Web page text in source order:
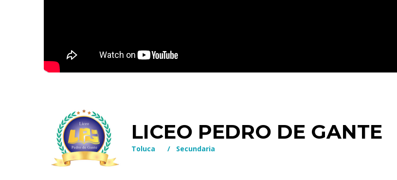
LICEO PEDRO DE GANTE
Toluca / Secundaria